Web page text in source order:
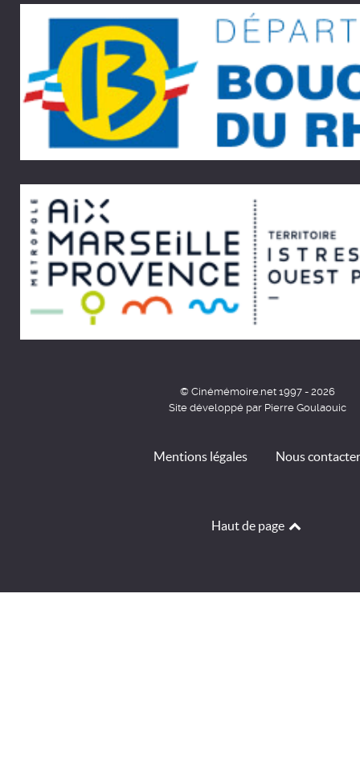
© Cinémémoire.net 1997 - 2026
Site développé par Pierre Goulaouic
Mentions légales Nous contacter
Haut de page